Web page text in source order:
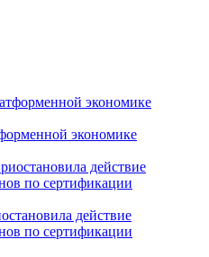
экономике
действие
по сертификации